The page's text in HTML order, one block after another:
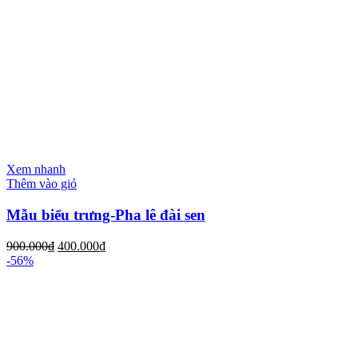
Xem nhanh
Thêm vào giỏ
Mẫu biểu trưng-Pha lê đài sen
900.000₫ 400.000₫
-56%